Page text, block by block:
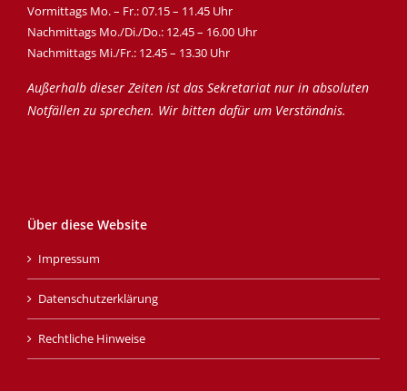
Vormittags Mo. – Fr.: 07.15 – 11.45 Uhr
Nachmittags Mo./Di./Do.: 12.45 – 16.00 Uhr
Nachmittags Mi./Fr.: 12.45 – 13.30 Uhr
Außerhalb dieser Zeiten ist das Sekretariat nur in absoluten
Notfällen zu sprechen. Wir bitten dafür um Verständnis.
Über diese Website
Impressum
Datenschutzerklärung
Rechtliche Hinweise